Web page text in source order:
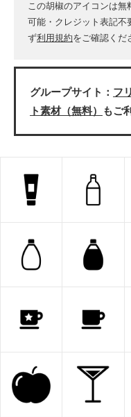
この胡椒のアイコンは無
可能・クレジット表記不
ず利用規約をご確認くだ
グループサイト： フ
ト素材（無料）
もご